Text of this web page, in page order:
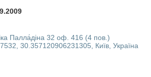
Палла́діна 32 оф. 416 (4 пов.)
30.357120906231305, Київ, Україна